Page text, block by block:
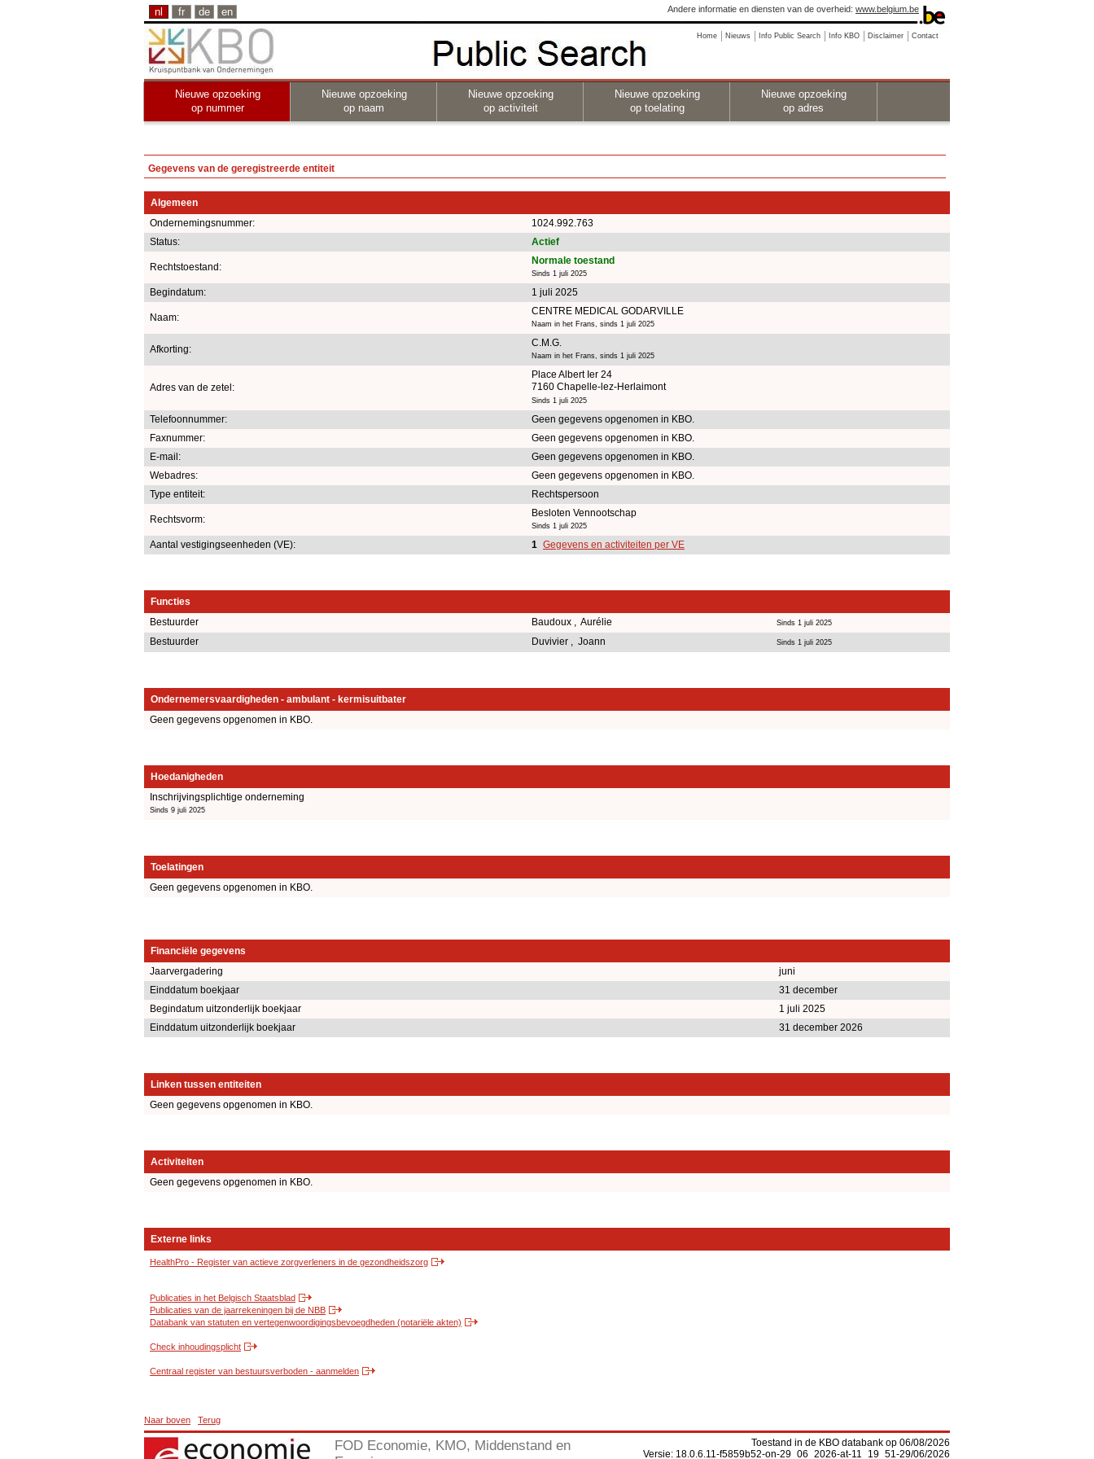
nl fr de en Andere informatie en diensten van de overheid: www.belgium.be
Home Nieuws Info Public Search Info KBO Disclaimer Contact
Nieuwe opzoeking
op nummer
Nieuwe opzoeking
op naam
Nieuwe opzoeking
op activiteit
Nieuwe opzoeking
op toelating
Nieuwe opzoeking
op adres
Gegevens van de geregistreerde entiteit
Algemeen
Ondernemingsnummer:
1024.992.763
Status:
Actief
Rechtstoestand:
Normale toestand
Sinds 1 juli 2025
Begindatum: 1 juli 2025
Naam:
CENTRE MEDICAL GODARVILLE
Naam in het Frans, sinds 1 juli 2025
Afkorting:
C.M.G.
Naam in het Frans, sinds 1 juli 2025
Adres van de zetel:
Place Albert Ier 24
7160 Chapelle-lez-Herlaimont
Sinds 1 juli 2025
Telefoonnummer:
Geen gegevens opgenomen in KBO.
Faxnummer:
Geen gegevens opgenomen in KBO.
E-mail:
Geen gegevens opgenomen in KBO.
Webadres:
Geen gegevens opgenomen in KBO.
Type entiteit:
Rechtspersoon
Rechtsvorm:
Besloten Vennootschap
Sinds 1 juli 2025
Aantal vestigingseenheden (VE): 1 Gegevens en activiteiten per VE
Functies
Bestuurder
Baudoux , Aurélie Sinds 1 juli 2025
Bestuurder Duvivier , Joann Sinds 1 juli 2025
Ondernemersvaardigheden - ambulant - kermisuitbater
Geen gegevens opgenomen in KBO.
Hoedanigheden
Inschrijvingsplichtige onderneming
Sinds 9 juli 2025
Toelatingen
Geen gegevens opgenomen in KBO.
Financiële gegevens
Jaarvergadering
juni
Einddatum boekjaar
31 december
Begindatum uitzonderlijk boekjaar
1 juli 2025
Einddatum uitzonderlijk boekjaar
31 december 2026
Linken tussen entiteiten
Geen gegevens opgenomen in KBO.
Activiteiten
Geen gegevens opgenomen in KBO.
Externe links
HealthPro - Register van actieve zorgverleners in de gezondheidszorg
Publicaties in het Belgisch Staatsblad
Publicaties van de jaarrekeningen bij de NBB
Databank van statuten en vertegenwoordigingsbevoegdheden (notariële akten)
Check inhoudingsplicht
Centraal register van bestuursverboden - aanmelden
Naar boven Terug
FOD Economie, KMO, Middenstand en
Toestand in de KBO databank op 06/08/2026
Versie: 18.0.6.11-f5859b52-on-29_06_2026-at-11_19_51-29/06/2026